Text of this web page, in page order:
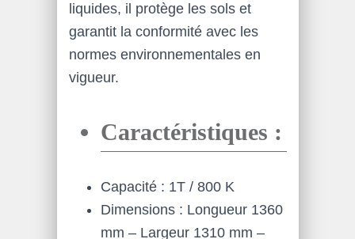
liquides, il protège les sols et
garantit la conformité avec les
normes environnementales en
vigueur.
Caractéristiques :
Capacité : 1T / 800 K
Dimensions : Longueur 1360
mm – Largeur 1310 mm –